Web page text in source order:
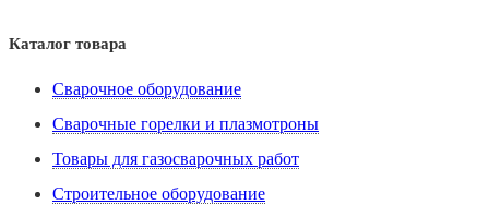
Каталог товара
Сварочное оборудование
Сварочные горелки и плазмотроны
Товары для газосварочных работ
Строительное оборудование